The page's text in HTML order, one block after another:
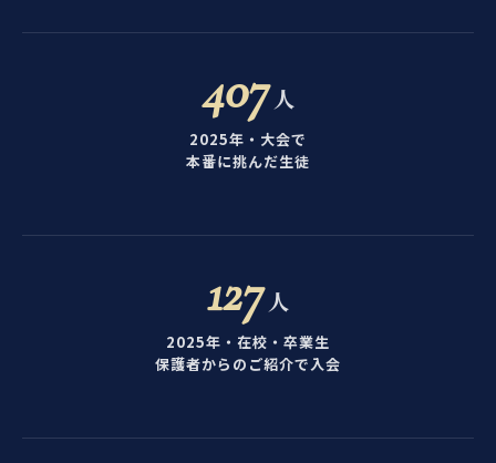
407 人
2025年・大会で
本番に挑んだ生徒
127 人
2025年・在校・卒業生
保護者からのご紹介で入会